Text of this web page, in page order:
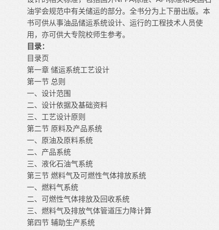
油学会规范中有关储运的部分。全书分为上下册出版。本
书可供从事油品储运系统设计、运行的工程技术人员使
用，亦可供大专院校师生参考。
目录：
目录页
第一章 储运系统工艺设计
第一节 总则
一、设计范围
二、设计依据及基础资料
三、工艺设计原则
第二节 原料及产品系统
一、原油及原料系统
二、产品系统
三、液化石油气系统
第三节 燃料气及可燃性气体排放系统
一、燃料气系统
二、可燃性气体排放及回收系统
三、燃料气及排放气体管道压力降计算
第四节 辅助生产系统